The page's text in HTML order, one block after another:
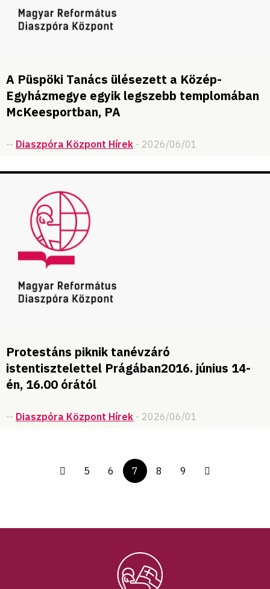
A Püspöki Tanács ülésezett a Közép-
Egyházmegye egyik legszebb templomában
McKeesportban, PA
-- Diaszpóra Központ Hírek - 2026/06/01
Protestáns piknik tanévzáró
istentisztelettel Prágában2016. június 14-
én, 16.00 órától
-- Diaszpóra Központ Hírek - 2026/06/01
5 6 7 8 9